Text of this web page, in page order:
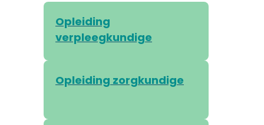
Opleiding
verpleegkundige
Opleiding zorgkundige